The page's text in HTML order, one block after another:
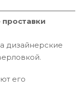
дизайнерские
его